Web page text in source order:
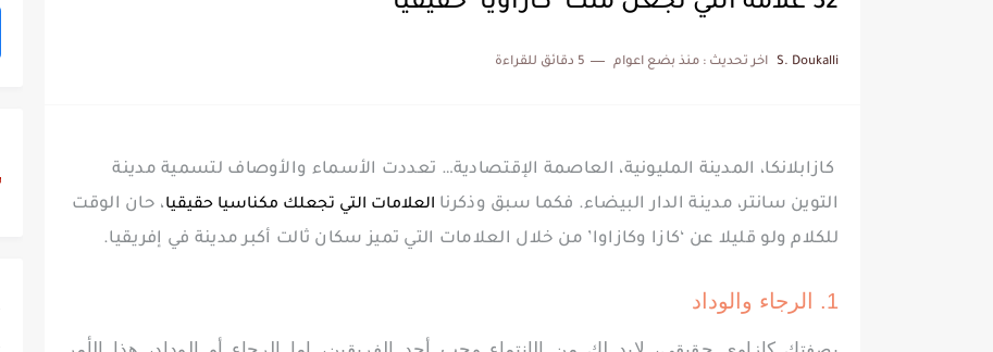
المنتخب المغربي يرتقي للمركز السادس عالمياً ويُحكم قبضته على الصدارة...
S. Doukalli اخر تحديث : منذ بضع اعوام 5 دقائق للقراءة
كازابلانكا، المدينة المليونية، العاصمة الإقتصادية… تعددت الأسماء والأوصاف لتسمية مدينة
التوين سانتر، مدينة الدار البيضاء. فكما سبق وذكرنا العلامات التي تجعلك مكناسيا حقيقيا، حان الوقت
للكلام ولو قليلا عن ‘كازا وكازاوا’ من خلال العلامات التي تميز سكان ثالت أكبر مدينة في إفريقيا.
1. الرجاء والوداد